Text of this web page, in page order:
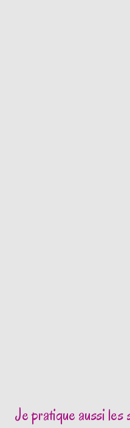
Je pratique aussi les